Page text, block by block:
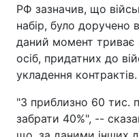
РФ зазначив, що
набір, було доручено
даний момент триває
осіб, придатних до
укладення контрактів.
"З приблизно 60 тис.
забрати 40%", --